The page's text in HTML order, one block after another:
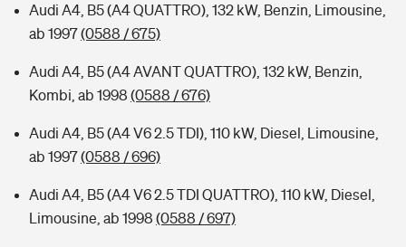
Audi A4, B5 (A4 QUATTRO), 132 kW, Benzin, Limousine,
ab 1997(0588 / 675)
Audi A4, B5 (A4 AVANT QUATTRO), 132 kW, Benzin,
Kombi, ab 1998 (0588 / 676)
Audi A4, B5 (A4 V6 2.5 TDI), 110 kW, Diesel, Limousine,
ab 1997(0588 / 696)
Audi A4, B5 (A4 V6 2.5 TDI QUATTRO), 110 kW, Diesel,
Limousine, ab 1998 (0588 / 697)